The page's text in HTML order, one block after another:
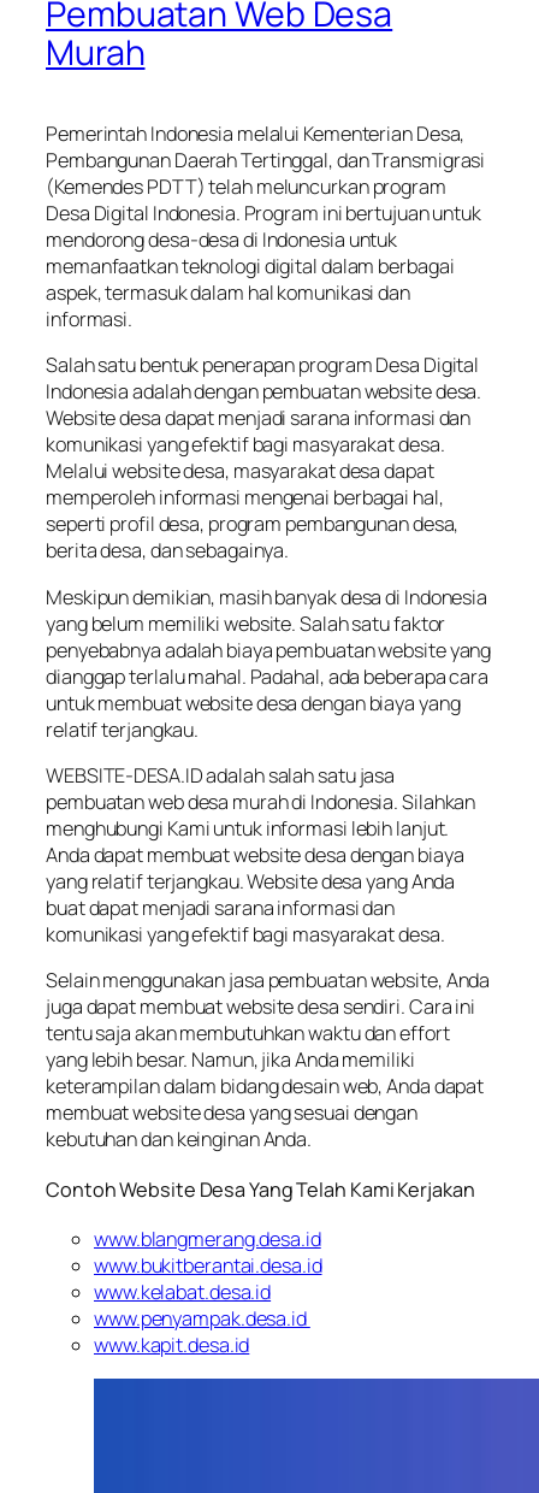
Pembuatan Web Desa
Murah
Pemerintah Indonesia melalui Kementerian Desa,
Pembangunan Daerah Tertinggal, dan Transmigrasi
(Kemendes PDTT) telah meluncurkan program
Desa Digital Indonesia. Program ini bertujuan untuk
mendorong desa-desa di Indonesia untuk
memanfaatkan teknologi digital dalam berbagai
aspek, termasuk dalam hal komunikasi dan
informasi.
Salah satu bentuk penerapan program Desa Digital
Indonesia adalah dengan pembuatan website desa.
Website desa dapat menjadi sarana informasi dan
komunikasi yang efektif bagi masyarakat desa.
Melalui website desa, masyarakat desa dapat
memperoleh informasi mengenai berbagai hal,
seperti profil desa, program pembangunan desa,
berita desa, dan sebagainya.
Meskipun demikian, masih banyak desa di Indonesia
yang belum memiliki website. Salah satu faktor
penyebabnya adalah biaya pembuatan website yang
dianggap terlalu mahal. Padahal, ada beberapa cara
untuk membuat website desa dengan biaya yang
relatif terjangkau.
WEBSITE-DESA.ID adalah salah satu jasa
pembuatan web desa murah di Indonesia. Silahkan
menghubungi Kami untuk informasi lebih lanjut.
Anda dapat membuat website desa dengan biaya
yang relatif terjangkau. Website desa yang Anda
buat dapat menjadi sarana informasi dan
komunikasi yang efektif bagi masyarakat desa.
Selain menggunakan jasa pembuatan website, Anda
juga dapat membuat website desa sendiri. Cara ini
tentu saja akan membutuhkan waktu dan effort
yang lebih besar. Namun, jika Anda memiliki
keterampilan dalam bidang desain web, Anda dapat
membuat website desa yang sesuai dengan
kebutuhan dan keinginan Anda.
Contoh Website Desa Yang Telah Kami Kerjakan
www.blangmerang.desa.id
www.bukitberantai.desa.id
www.kelabat.desa.id
www.penyampak.desa.id
www.kapit.desa.id